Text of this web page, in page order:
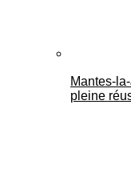
Mantes-
pleine